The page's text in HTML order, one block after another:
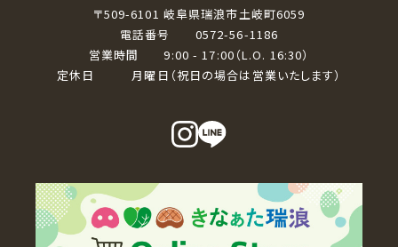
〒509-6101 岐阜県瑞浪市土岐町6059
電話番号 0572-56-1186
営業時間 9:00 - 17:00（L.O. 16:30）
定休日 月曜日（祝日の場合は営業いたします）